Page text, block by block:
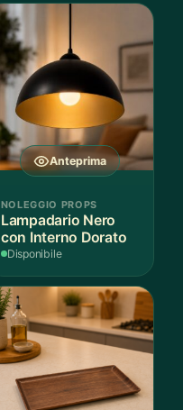
Anteprima
NOLEGGIO PROPS
Lampadario Nero
con Interno Dorato
Disponibile